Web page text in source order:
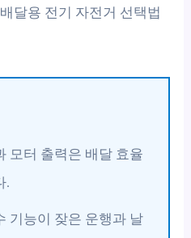
달용 전기 자전거 선택법
모터 출력은 배달 효율
.
기능이 잦은 운행과 날